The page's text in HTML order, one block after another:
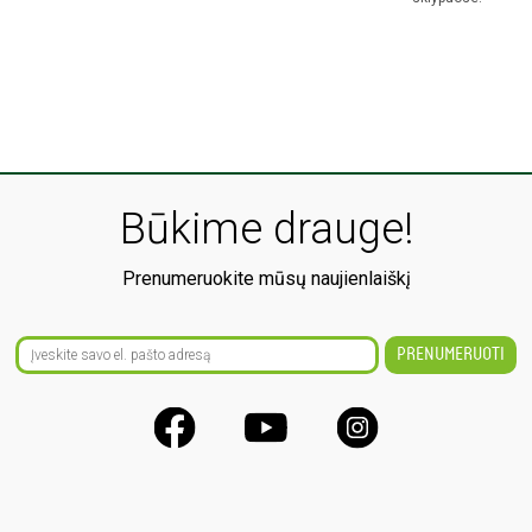
Būkime drauge!
Prenumeruokite mūsų naujienlaiškį